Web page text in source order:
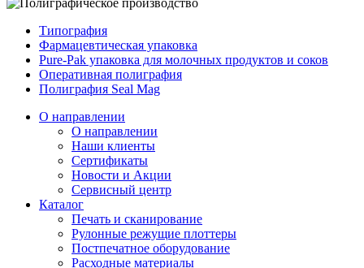
Типография
Фармацевтическая упаковка
Pure-Pak упаковка для молочных продуктов и соков
Оперативная полиграфия
Полиграфия Seal Mag
О направлении
О направлении
Наши клиенты
Сертификаты
Новости и Акции
Сервисный центр
Каталог
Печать и сканирование
Рулонные режущие плоттеры
Постпечатное оборудование
Расходные материалы